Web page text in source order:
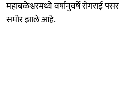
महाबळेश्वरमध्ये वर्षानुवर्षे रोगराई
समोर झाले आहे.